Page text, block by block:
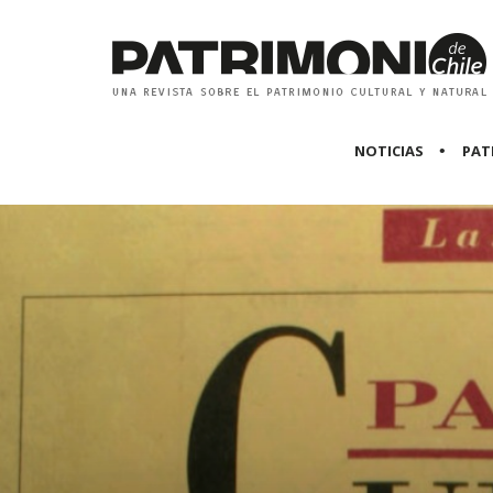
NOTICIAS